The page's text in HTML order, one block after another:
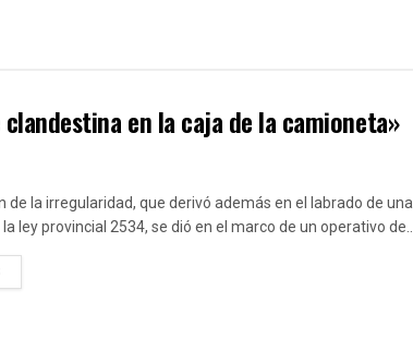
en la caja de la camioneta»
de la irregularidad, que derivó además en el labrado de una
ley provincial 2534, se dió en el marco de un operativo de...